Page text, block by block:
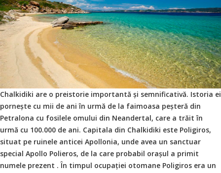
Chalkidiki are o preistorie importantă și semnificativă. Istoria ei
pornește cu mii de ani în urmă de la faimoasa peșteră din
Petralona cu fosilele omului din Neandertal, care a trăit în
urmă cu 100.000 de ani. Capitala din Chalkidiki este Poligiros,
situat pe ruinele anticei Apollonia, unde avea un sanctuar
special Apollo Polieros, de la care probabil orașul a primit
numele prezent . În timpul ocupației otomane Poligiros era un